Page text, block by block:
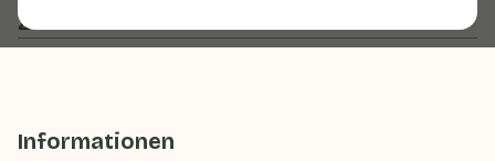
Zubereiten & Aufbewahren
Informationen